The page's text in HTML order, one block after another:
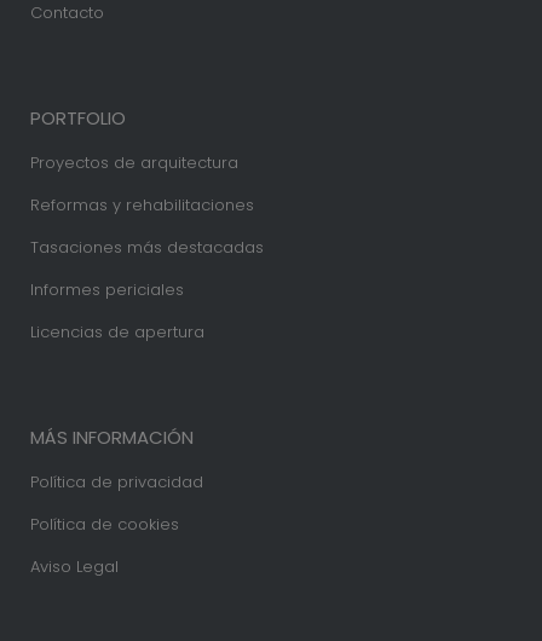
Contacto
PORTFOLIO
Proyectos de arquitectura
Reformas y rehabilitaciones
Tasaciones más destacadas
Informes periciales
Licencias de apertura
MÁS INFORMACIÓN
Política de privacidad
Política de cookies
Aviso Legal